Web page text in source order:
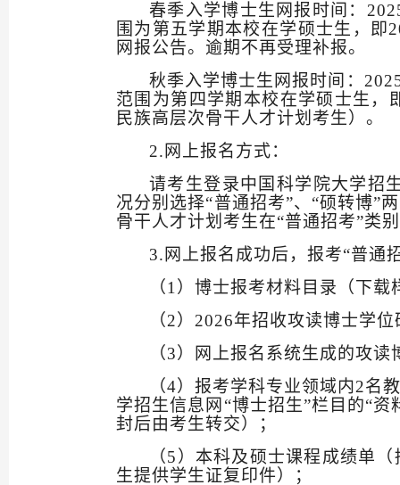
春季入学博士生网报时间：
围为第五学期本校在学硕士生，即
网报公告。 逾期不再受理补报。
秋季入学博士生网报时间：
范围为第四学期本校在学硕士生，
民族高层次骨干人才计划考生）。
2. 网上报名方式：
请考生登录中国科学院大学招
况分别选择“普通招考”、 “硕转博”
骨干人才计划考生在“普通招考”类
3. 网上报名成功后，报考“普通
（1 ）博士报考材料目录（下载
（2） 2026年招收攻读博士学
（3）网上报名系统生成的攻
（4）报考学科专业领域内2名
学招生信息网 “博士招生”栏目的“资
封后由考生转交）；
（5 ）本科及硕士课程成绩单
生提供学生证复印件）；